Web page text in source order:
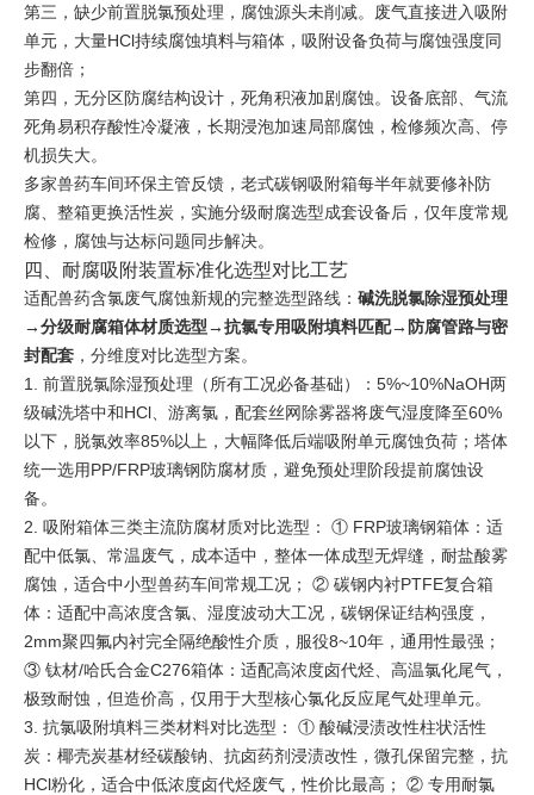
第三，缺少前置脱氯预处理，腐蚀源头未削减。废气直接进入吸附
单元，大量HCl持续腐蚀填料与箱体，吸附设备负荷与腐蚀强度同
步翻倍；
第四，无分区防腐结构设计，死角积液加剧腐蚀。设备底部、气流
死角易积存酸性冷凝液，长期浸泡加速局部腐蚀，检修频次高、停
机损失大。
多家兽药车间环保主管反馈，老式碳钢吸附箱每半年就要修补防
腐、整箱更换活性炭，实施分级耐腐选型成套设备后，仅年度常规
检修，腐蚀与达标问题同步解决。
四、耐腐吸附装置标准化选型对比工艺
适配兽药含氯废气腐蚀新规的完整选型路线： 碱洗脱氯除湿预处理
→分级耐腐箱体材质选型→抗氯专用吸附填料匹配→防腐管路与密
封配套 ，分维度对比选型方案。
1. 前置脱氯除湿预处理（所有工况必备基础）：5%~10%NaOH两
级碱洗塔中和HCl、游离氯，配套丝网除雾器将废气湿度降至60%
以下，脱氯效率85%以上，大幅降低后端吸附单元腐蚀负荷；塔体
统一选用PP/FRP玻璃钢防腐材质，避免预处理阶段提前腐蚀设
备。
2. 吸附箱体三类主流防腐材质对比选型： ① FRP玻璃钢箱体：适
配中低氯、常温废气，成本适中，整体一体成型无焊缝，耐盐酸雾
腐蚀，适合中小型兽药车间常规工况； ② 碳钢内衬PTFE复合箱
体：适配中高浓度含氯、湿度波动大工况，碳钢保证结构强度，
2mm聚四氟内衬完全隔绝酸性介质，服役8~10年，通用性最强；
③ 钛材/哈氏合金C276箱体：适配高浓度卤代烃、高温氯化尾气，
极致耐蚀，但造价高，仅用于大型核心氯化反应尾气处理单元。
3. 抗氯吸附填料三类材料对比选型： ① 酸碱浸渍改性柱状活性
炭：椰壳炭基材经碳酸钠、抗卤药剂浸渍改性，微孔保留完整，抗
HCl粉化，适合中低浓度卤代烃废气，性价比最高； ② 专用耐氯